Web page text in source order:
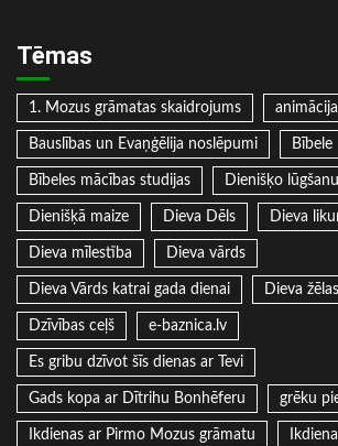
Tēmas
1. Mozus grāmatas skaidrojums
Bauslības un Evaņģēlija noslēpumi Bībele
Bībeles mācības studijas Dienišķo
Dienišķā maize Dieva Dēls Dieva
Dieva mīlestība Dieva vārds
Dieva Vārds katrai gada dienai Dieva
Dzīvības ceļš e-baznica.lv
Es gribu dzīvot šīs dienas ar Tevi
Gads kopa ar Dītrihu Bonhēferu grēku
Ikdienas ar Pirmo Mozus grāmatu